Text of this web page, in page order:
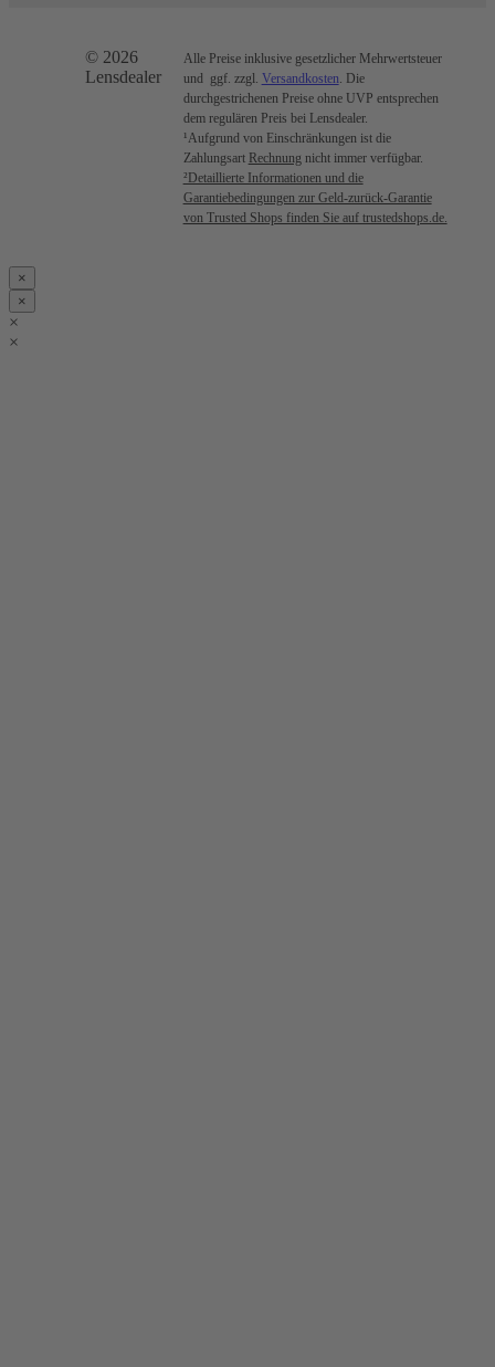
© 2026
Lensdealer
Alle Preise inklusive gesetzlicher Mehrwertsteuer
und ggf. zzgl. Versandkosten. Die
durchgestrichenen Preise ohne UVP entsprechen
dem regulären Preis bei Lensdealer.
¹Aufgrund von Einschränkungen ist die
Zahlungsart Rechnungnicht immer verfügbar.
²Detaillierte Informationen und die
Garantiebedingungen zur Geld-zurück-Garantie
von Trusted Shops finden Sie auf trustedshops.de.
×
×
×
×